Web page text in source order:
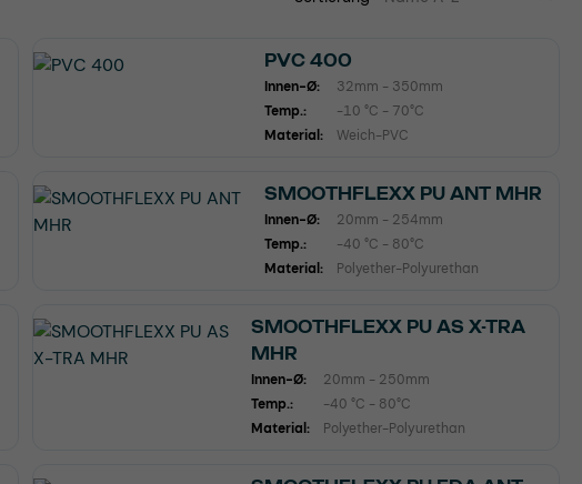
PVC 400
Innen-Ø:
32mm - 350mm
Temp.:
-10 °C - 70°C
Material:
Weich-PVC
SMOOTHFLEXX PU ANT MHR
Innen-Ø:
20mm - 254mm
Temp.:
-40 °C - 80°C
Material:
Polyether-Polyurethan
SMOOTHFLEXX PU AS X-TRA
MHR
Innen-Ø:
20mm - 250mm
Temp.:
-40 °C - 80°C
Material:
Polyether-Polyurethan